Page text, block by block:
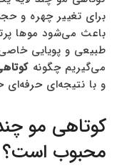
برای تغییر چهره و
باعث می‌شود موها
طبیعی و پویایی
می‌گیریم چگونه
و با نتیجه‌ای حرفه‌ای
کوتاهی مو
محبوب است؟